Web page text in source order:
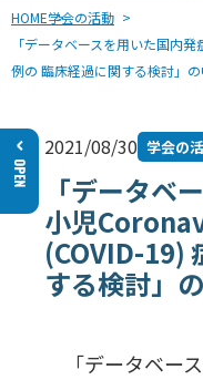
HOME学会の活動
「データベースを用いた国内
例の 臨床経過に関する検討」
2021/08/30 学会の
「データベ
小児
(COVID-19)
する検討」
「データベー